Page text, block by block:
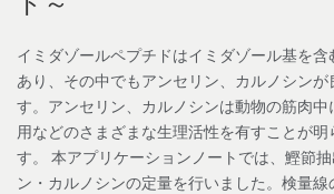
イミダゾールペプチドはイミダゾール基を
あり、その中でもアンセリン、カルノシンが
す。アンセリン、カルノシンは動物の筋肉
用などのさまざまな生理活性を有すことが明
す。 本アプリケーションノートでは、鰹節
ン・カルノシンの定量を行いました。検量線